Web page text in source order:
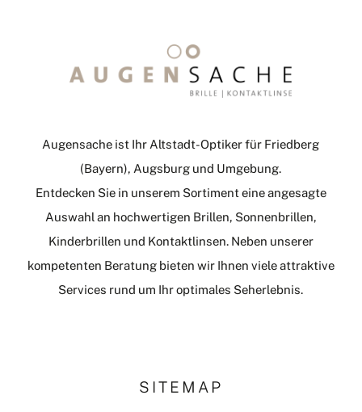
Augensache ist Ihr Altstadt-Optiker für Friedberg
(Bayern), Augsburg und Umgebung.
Entdecken Sie in unserem Sortiment eine angesagte
Auswahl an hochwertigen Brillen, Sonnenbrillen,
Kinderbrillen und Kontaktlinsen. Neben unserer
kompetenten Beratung bieten wir Ihnen viele attraktive
Services rund um Ihr optimales Seherlebnis.
SITEMAP